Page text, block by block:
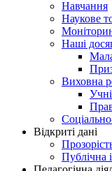
Навчання
Наукове
Наші
Виховна
Відкриті дані
Публічна